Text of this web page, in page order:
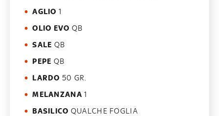
AGLIO 1
OLIO EVO QB
SALE QB
PEPE QB
LARDO 50 GR.
MELANZANA 1
BASILICO QUALCHE FOGLIA